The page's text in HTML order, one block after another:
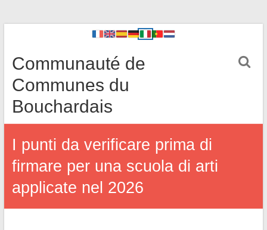
Communauté de
Communes du
Bouchardais
I punti da verificare prima di
firmare per una scuola di arti
applicate nel 2026